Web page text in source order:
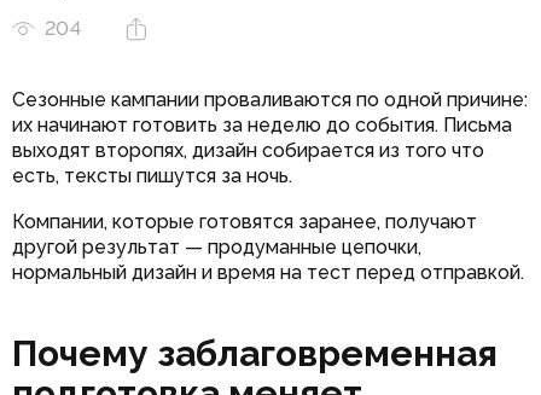
204
Сезонные кампании проваливаются по одной причине:
их начинают готовить за неделю до события. Письма
выходят второпях, дизайн собирается из того что
есть, тексты пишутся за ночь.
Компании, которые готовятся заранее, получают
другой результат — продуманные цепочки,
нормальный дизайн и время на тест перед отправкой.
Почему заблаговременная